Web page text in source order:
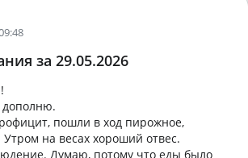
за 29.05.2026
пошли в ход пирожное,
на весах хороший отвес.
Думаю, потому что еды было